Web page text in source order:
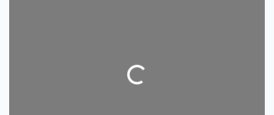
Loading...